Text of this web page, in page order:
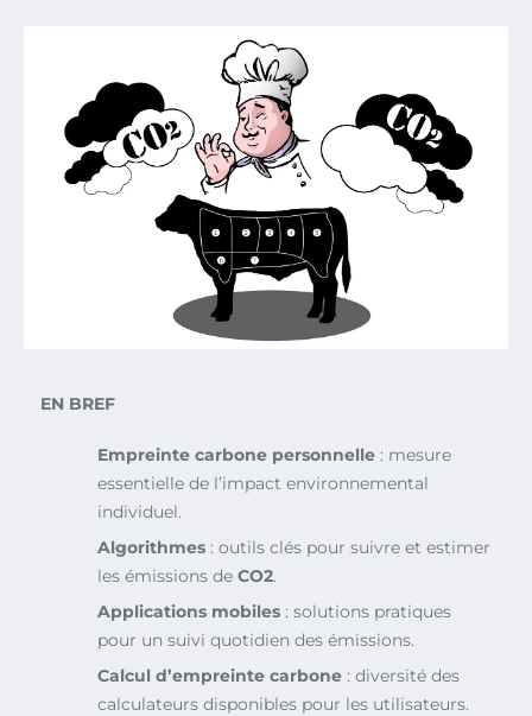
EN BREF
Empreinte carbone personnelle : mesure
essentielle de l’impact environnemental
individuel.
Algorithmes : outils clés pour suivre et estimer
les émissions de CO2.
Applications mobiles : solutions pratiques
pour un suivi quotidien des émissions.
Calcul d’empreinte carbone : diversité des
calculateurs disponibles pour les utilisateurs.